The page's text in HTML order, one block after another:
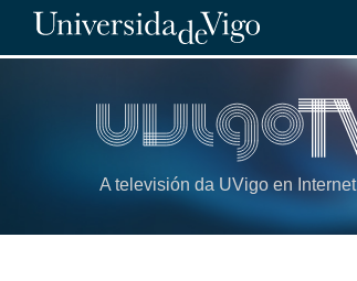
A televisión da UVigo en Internet